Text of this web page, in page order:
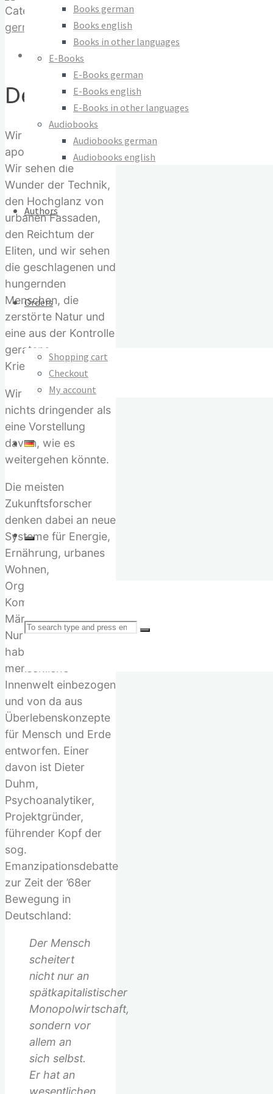
Books german
Books english
Books in other languages
E-Books
E-Books german
E-Books english
E-Books in other languages
Audiobooks
Audiobooks german
Audiobooks english
Authors
Orders
Shopping cart
Checkout
My account
Search
for:
Revolution
und
der
–
E-
quantity
Category:
E-Books
german
Description
Description
Wir leben in einer
apokalyptischen Zeit.
Wir sehen die
Wunder der Technik,
den Hochglanz von
urbanen Fassaden,
den Reichtum der
Eliten, und wir sehen
die geschlagenen und
hungernden
Menschen, die
zerstörte Natur und
eine aus der Kontrolle
geratene
Kriegsmaschinerie.
Wir brauchen heute
nichts dringender als
eine Vorstellung
davon, wie es
weitergehen könnte.
Die meisten
Zukunftsforscher
denken dabei an neue
Systeme für Energie,
Ernährung, urbanes
Wohnen,
Organisation,
Kommunikation,
Märkte und Finanzen.
Nur wenige Visionäre
haben bisher die
menschliche
Innenwelt einbezogen
und von da aus
Überlebenskonzepte
für Mensch und Erde
entworfen. Einer
davon ist Dieter
Duhm,
Psychoanalytiker,
Projektgründer,
führender Kopf der
sog.
Emanzipationsdebatte
zur Zeit der ’68er
Bewegung in
Deutschland:
Der Mensch
scheitert
nicht nur an
spätkapitalistischer
Monopolwirtschaft,
sondern vor
allem an
sich selbst.
Er hat an
wesentlichen